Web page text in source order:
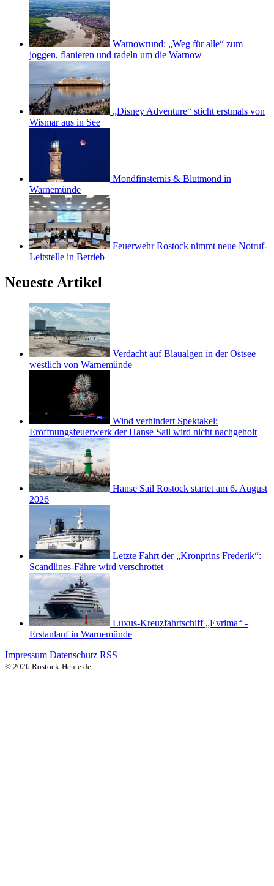
Warnowrund: „Weg für alle“ zum
joggen, flanieren und radeln um die Warnow
„Disney Adventure“ sticht erstmals von
Wismar aus in See
Mondfinsternis & Blutmond in
Warnemünde
Feuerwehr Rostock nimmt neue Notruf-
Leitstelle in Betrieb
Neueste Artikel
Verdacht auf Blaualgen in der Ostsee
westlich von Warnemünde
Wind verhindert Spektakel:
Eröffnungsfeuerwerk der Hanse Sail wird nicht nachgeholt
Hanse Sail Rostock startet am 6. August
2026
Letzte Fahrt der „Kronprins Frederik“:
Scandlines-Fähre wird verschrottet
Luxus-Kreuzfahrtschiff „Evrima“ -
Erstanlauf in Warnemünde
Impressum Datenschutz RSS
© 2026 Rostock-Heute.de